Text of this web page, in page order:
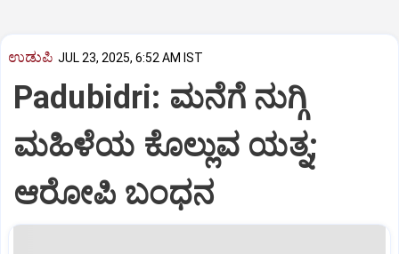
ಉಡುಪಿ JUL 23, 2025, 6:52 AM IST
Padubidri: ಮನೆಗೆ ನುಗ್ಗಿ
ಮಹಿಳೆಯ ಕೊಲ್ಲುವ ಯತ್ನ;
ಆರೋಪಿ ಬಂಧನ